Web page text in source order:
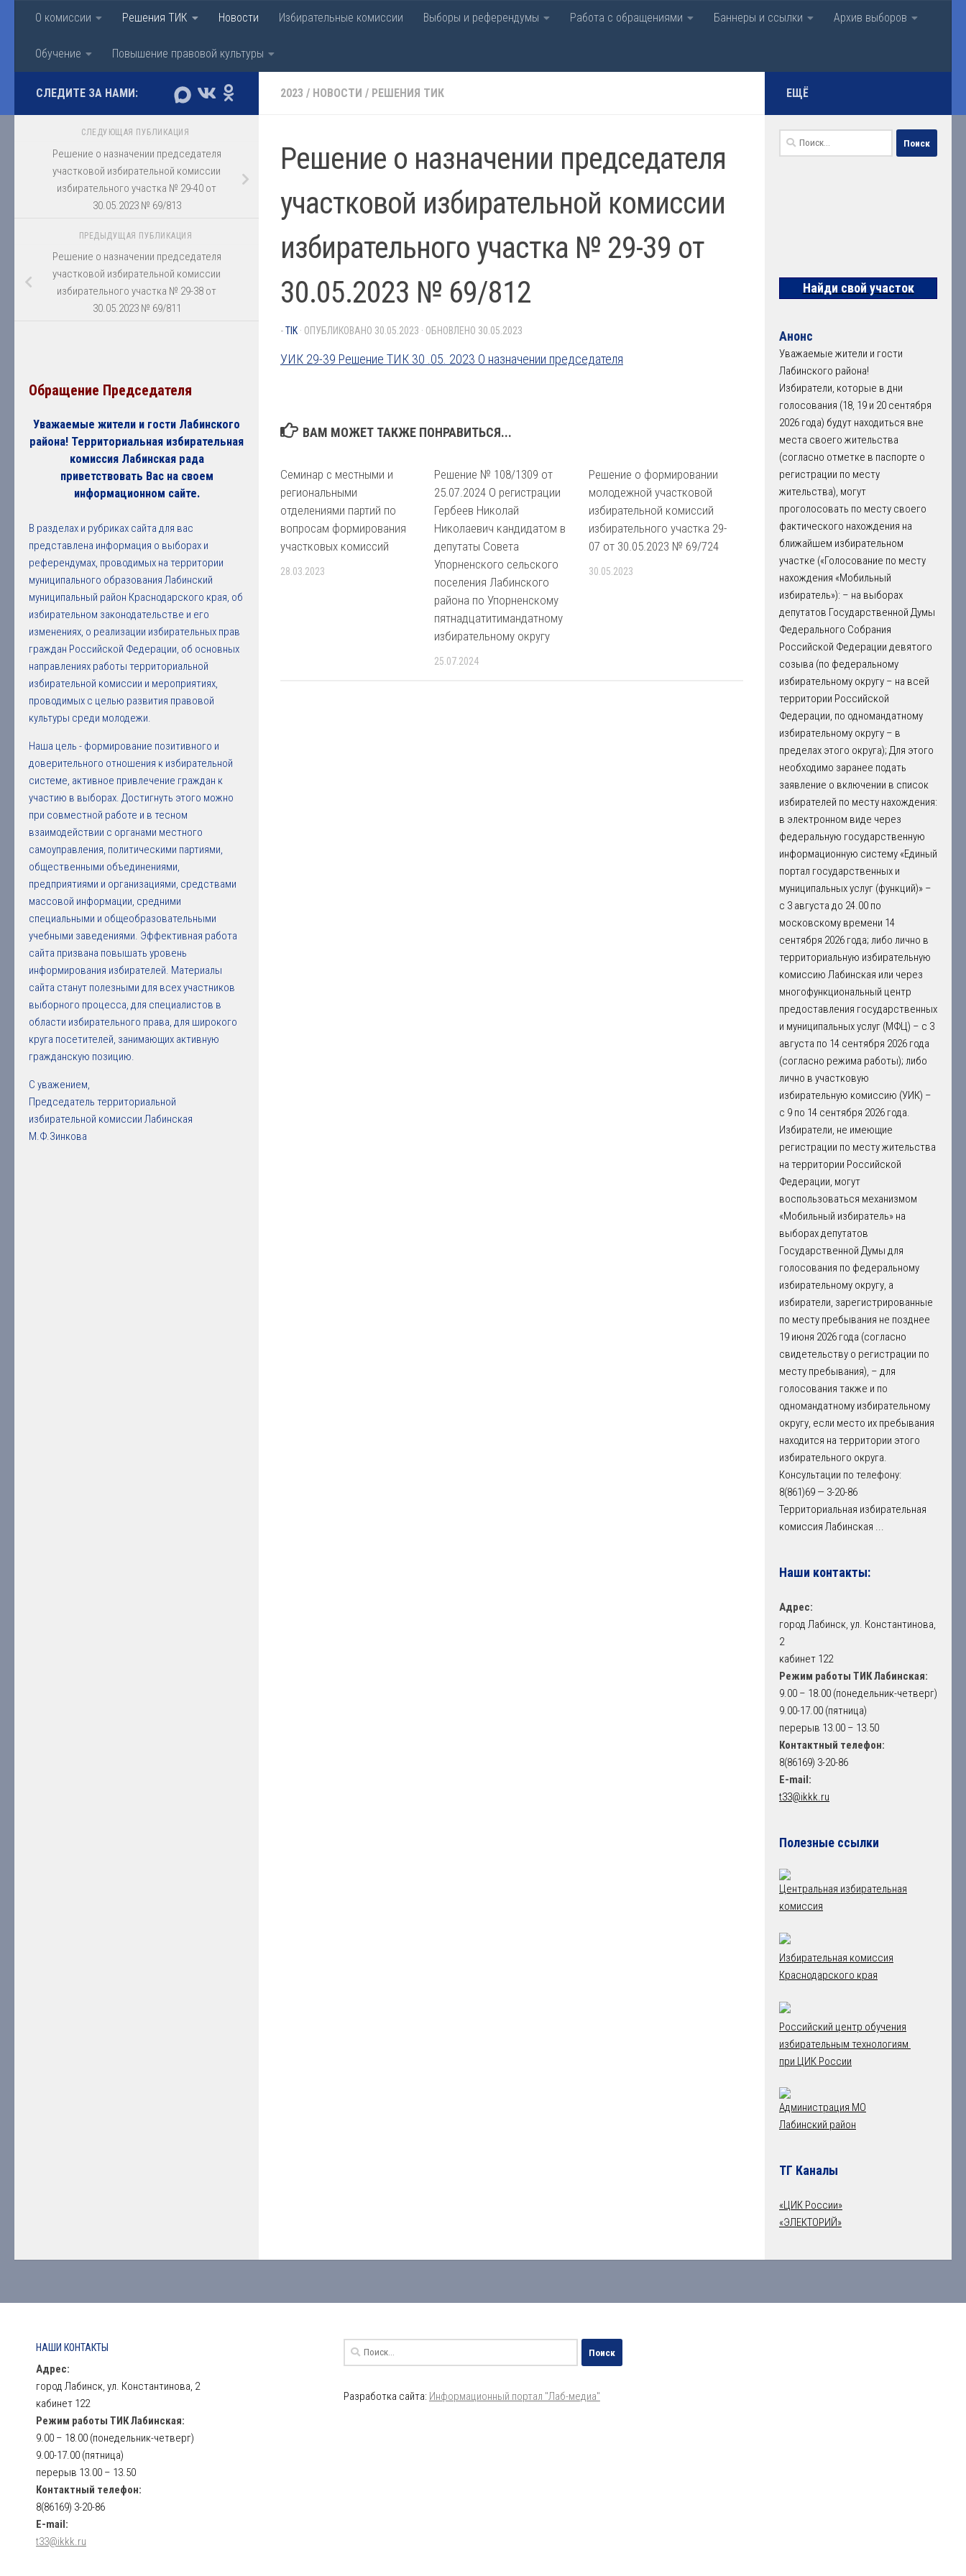
Перейти к содержимому
Территориальная избирательная комиссия Лабинская
О комиссии Решения ТИК Новости Избирательные комиссии Выборы и референдумы Работа с обращениями Баннеры и ссылки Архив выборов
Обучение Повышение правовой культуры
2023 / НОВОСТИ / РЕШЕНИЯ ТИК
Решение о назначении председателя
участковой избирательной комиссии
избирательного участка № 29-39 от
30.05.2023 № 69/812
-TIK · ОПУБЛИКОВАНО 30.05.2023 · ОБНОВЛЕНО 30.05.2023
УИК 29-39 Решение ТИК 30 .05. 2023 О назначении председателя
ВАМ МОЖЕТ ТАКЖЕ ПОНРАВИТЬСЯ...
Семинар с местными и
региональными
отделениями партий по
вопросам формирования
участковых комиссий
28.03.2023
Решение № 108/1309 от
25.07.2024 О регистрации
Гербеев Николай
Николаевич кандидатом в
депутаты Совета
Упорненского сельского
поселения Лабинского
района по Упорненскому
пятнадцатитимандатному
избирательному округу
25.07.2024
Решение о формировании
молодежной участковой
избирательной комиссий
избирательного участка 29-
07 от 30.05.2023 № 69/724
30.05.2023
СЛЕДИТЕ ЗА НАМИ:
СЛЕДУЮЩАЯ ПУБЛИКАЦИЯ
Решение о назначении председателя
участковой избирательной комиссии
избирательного участка № 29-40 от
30.05.2023 № 69/813
ПРЕДЫДУЩАЯ ПУБЛИКАЦИЯ
Решение о назначении председателя
участковой избирательной комиссии
избирательного участка № 29-38 от
30.05.2023 № 69/811
Обращение Председателя
Уважаемые жители и гости Лабинского
района! Территориальная избирательная
комиссия Лабинская рада
приветствовать Вас на своем
информационном сайте.
В разделах и рубриках сайта для вас
представлена информация о выборах и
референдумах, проводимых на территории
муниципального образования Лабинский
муниципальный район Краснодарского края, об
избирательном законодательстве и его
изменениях, о реализации избирательных прав
граждан Российской Федерации, об основных
направлениях работы территориальной
избирательной комиссии и мероприятиях,
проводимых с целью развития правовой
культуры среди молодежи.
Наша цель - формирование позитивного и
доверительного отношения к избирательной
системе, активное привлечение граждан к
участию в выборах. Достигнуть этого можно
при совместной работе и в тесном
взаимодействии с органами местного
самоуправления, политическими партиями,
общественными объединениями,
предприятиями и организациями, средствами
массовой информации, средними
специальными и общеобразовательными
учебными заведениями. Эффективная работа
сайта призвана повышать уровень
информирования избирателей. Материалы
сайта станут полезными для всех участников
выборного процесса, для специалистов в
области избирательного права, для широкого
круга посетителей, занимающих активную
гражданскую позицию.
С уважением,
Председатель территориальной
избирательной комиссии Лабинская
М.Ф.Зинкова
ЕЩЁ
Найти:
Найди свой участок
Анонс
Уважаемые жители и гости
Лабинского района!
Избиратели, которые в дни
голосования (18, 19 и 20 сентября
2026 года) будут находиться вне
места своего жительства
(согласно отметке в паспорте о
регистрации по месту
жительства), могут
проголосовать по месту своего
фактического нахождения на
ближайшем избирательном
участке («Голосование по месту
нахождения «Мобильный
избиратель»): – на выборах
депутатов Государственной Думы
Федерального Собрания
Российской Федерации девятого
созыва (по федеральному
избирательному округу – на всей
территории Российской
Федерации, по одномандатному
избирательному округу – в
пределах этого округа); Для этого
необходимо заранее подать
заявление о включении в список
избирателей по месту нахождения:
в электронном виде через
федеральную государственную
информационную систему «Единый
портал государственных и
муниципальных услуг (функций)» –
с 3 августа до 24.00 по
московскому времени 14
сентября 2026 года; либо лично в
территориальную избирательную
комиссию Лабинская или через
многофункциональный центр
предоставления государственных
и муниципальных услуг (МФЦ) – с 3
августа по 14 сентября 2026 года
(согласно режима работы); либо
лично в участковую
избирательную комиссию (УИК) –
с 9 по 14 сентября 2026 года.
Избиратели, не имеющие
регистрации по месту жительства
на территории Российской
Федерации, могут
воспользоваться механизмом
«Мобильный избиратель» на
выборах депутатов
Государственной Думы для
голосования по федеральному
избирательному округу, а
избиратели, зарегистрированные
по месту пребывания не позднее
19 июня 2026 года (согласно
свидетельству о регистрации по
месту пребывания), – для
голосования также и по
одномандатному избирательному
округу, если место их пребывания
находится на территории этого
избирательного округа.
Консультации по телефону:
8(861)69 — 3-20-86
Территориальная избирательная
комиссия Лабинская ...
Наши контакты:
Адрес:
город Лабинск, ул. Константинова,
2
кабинет 122
Режим работы ТИК Лабинская:
9.00 – 18.00 (понедельник-четверг)
9.00-17.00 (пятница)
перерыв 13.00 – 13.50
Контактный телефон:
8(86169) 3-20-86
E-mail:
t33@ikkk.ru
Полезные ссылки
Центральная избирательная
комиссия
Избирательная комиссия
Краснодарского края
Российский центр обучения
избирательным технологиям
при ЦИК России
Администрация МО
Лабинский район
ТГ Каналы
«ЦИК России»
«ЭЛЕКТОРИЙ»
НАШИ КОНТАКТЫ
Адрес:
город Лабинск, ул. Константинова, 2
кабинет 122
Режим работы ТИК Лабинская:
9.00 – 18.00 (понедельник-четверг)
9.00-17.00 (пятница)
перерыв 13.00 – 13.50
Контактный телефон:
8(86169) 3-20-86
E-mail:
t33@ikkk.ru
Найти:
Разработка сайта: Информационный портал "Лаб-медиа"